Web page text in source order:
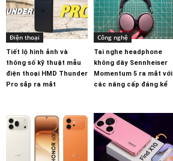
Điện thoại
Tiết lộ hình ảnh và
thông số kỹ thuật mẫu
điện thoại HMD Thunder
Pro sắp ra mắt
Công nghệ
Tai nghe headphone
không dây Sennheiser
Momentum 5 ra mắt với
các nâng cấp đáng kể